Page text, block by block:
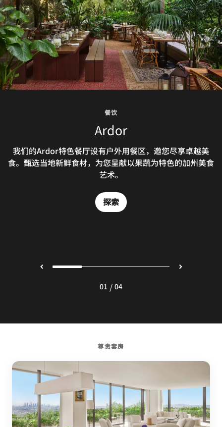
餐饮
Ardor
我们的Ardor特色餐厅设有户外用餐区，邀您尽享卓越美
食。甄选当地新鲜食材，为您呈献以果蔬为特色的加州美食
艺术。
探索
餐饮
The Roof
我们的屋顶酒吧绿植与木椅环绕，坐拥迷人全景，是您在西
好莱坞享用美景早午餐的理想之地。欢迎于The Roof品尝
富有当地风情的拉丁和热带鸡尾酒，惬意感受宜人氛围。
探索
餐饮
Sunset
Sunset是我们的新设夜总会，别具六七十年代日落大道俱
乐部风情，主打美味鸡尾酒和动听的音乐。
探索
餐饮
Lobby Bar
Featuring bespoke cocktails, Lobby Bar is a new kind
of gathering place for guests and locals alike. The
inspired beverage experience is ideal for a brunch in
discovering your new favorite cocktail.
01 / 04
尊贵套房